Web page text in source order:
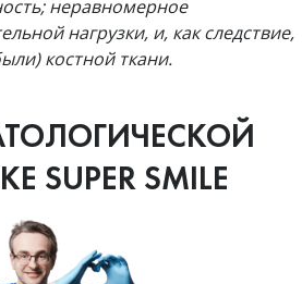
неравномерное
нагрузки, и, как следствие,
костной ткани.
SUPER SMILE